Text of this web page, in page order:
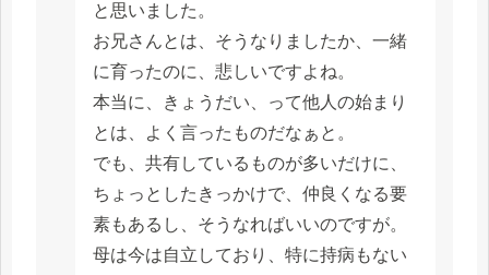
と思いました。
お兄さんとは、そうなりましたか、一緒
に育ったのに、悲しいですよね。
本当に、きょうだい、って他人の始まり
とは、よく言ったものだなぁと。
でも、共有しているものが多いだけに、
ちょっとしたきっかけで、仲良くなる要
素もあるし、そうなればいいのですが。
母は今は自立しており、特に持病もない